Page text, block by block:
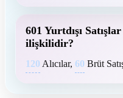
601 Yurtdışı
ilişkilidir?
120 Alıcılar, 60 Brüt